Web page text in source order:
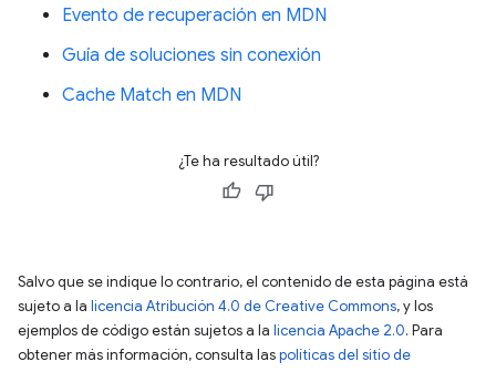
Evento de recuperación en MDN
Guía de soluciones sin conexión
Cache Match en MDN
¿Te ha resultado útil?
Salvo que se indique lo contrario, el contenido de esta página está
sujeto a la licencia Atribución 4.0 de Creative Commons, y los
ejemplos de código están sujetos a la licencia Apache 2.0. Para
obtener más información, consulta laspolíticas del sitio de